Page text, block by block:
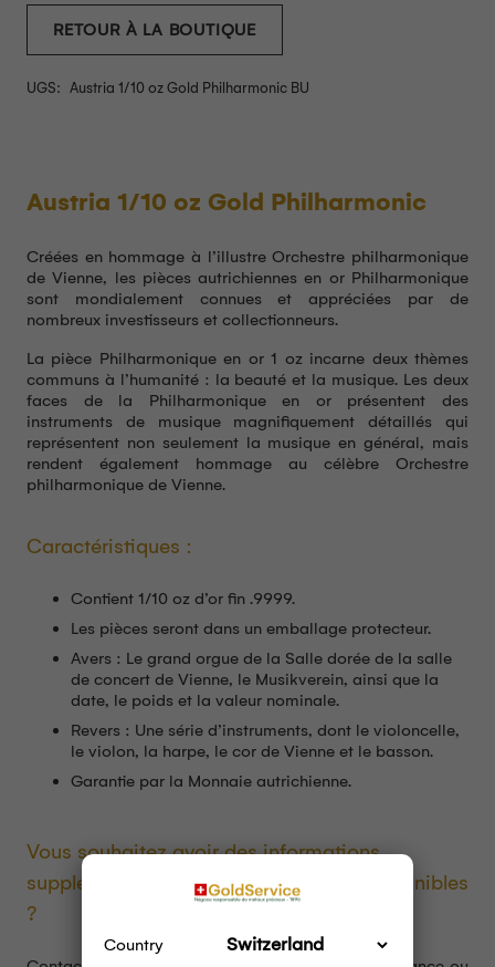
RETOUR À LA BOUTIQUE
UGS: Austria 1/10 oz Gold Philharmonic BU
Austria 1/10 oz Gold Philharmonic
Créées en hommage à l’illustre Orchestre philharmonique
de Vienne, les pièces autrichiennes en or Philharmonique
sont mondialement connues et appréciées par de
nombreux investisseurs et collectionneurs.
La pièce Philharmonique en or 1 oz incarne deux thèmes
communs à l’humanité : la beauté et la musique. Les deux
faces de la Philharmonique en or présentent des
instruments de musique magnifiquement détaillés qui
représentent non seulement la musique en général, mais
rendent également hommage au célèbre Orchestre
philharmonique de Vienne.
Caractéristiques :
Contient 1/10 oz d’or fin .9999.
Les pièces seront dans un emballage protecteur.
Avers : Le grand orgue de la Salle dorée de la salle
de concert de Vienne, le Musikverein, ainsi que la
date, le poids et la valeur nominale.
Revers : Une série d’instruments, dont le violoncelle,
le violon, la harpe, le cor de Vienne et le basson.
Garantie par la Monnaie autrichienne.
Vous souhaitez avoir des informations
supplémentaires sur nos pièces d’or disponibles
?
Country